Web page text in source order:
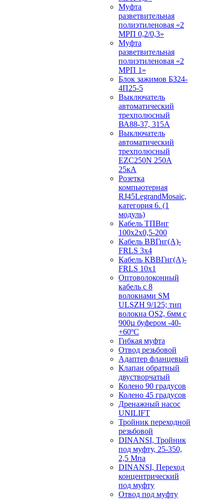
Муфта
разветвительная
полиэтиленовая «2
МРП 0,2/0,3»
Муфта
разветвительная
полиэтиленовая «2
МРП 1»
Блок зажимов БЗ24-
4П25-5
Выключатель
автоматический
трехполюсный
ВА88-37, 315А
Выключатель
автоматический
трехполюсный
EZC250N 250А
25кА
Розетка
компьютерная
RJ45LegrandMosaic,
категория 6. (1
модуль)
Кабель ТПВнг
100х2х0,5-200
Кабель ВВГнг(А)-
FRLS 3х4
Кабель КВВГнг(А)-
FRLS 10х1
Оптоволоконный
кабель с 8
волокнами SM
ULSZH 9/125; тип
волокна OS2, 6мм с
900µ буфером -40-
+60ºC
Гибкая муфта
Отвод резьбовой
Адаптер фланцевый
Клапан обратный
двустворчатый
Колено 90 градусов
Колено 45 градусов
Дренажный насос
UNILIFT
Тройник переходной
резьбовой
DINANSI, Тройник
под муфту, 25-350,
2,5 Мпа
DINANSI, Переход
концентрический
под муфту
Отвод под муфту